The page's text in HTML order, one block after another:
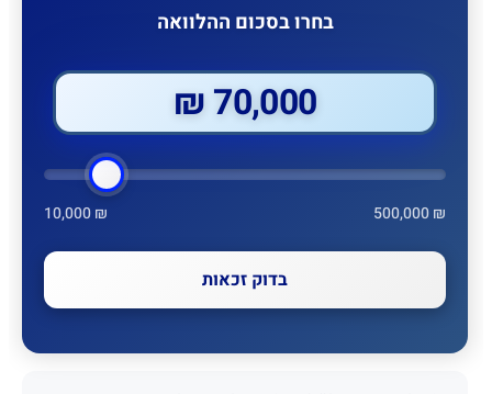
בחרו בסכום ההלוואה
70,000 ₪
10,000 ₪ 500,000 ₪
בדוק זכאות